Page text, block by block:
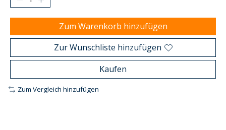
Zum Warenkorb hinzufügen
Zur Wunschliste hinzufügen
Kaufen
Zum Vergleich hinzufügen